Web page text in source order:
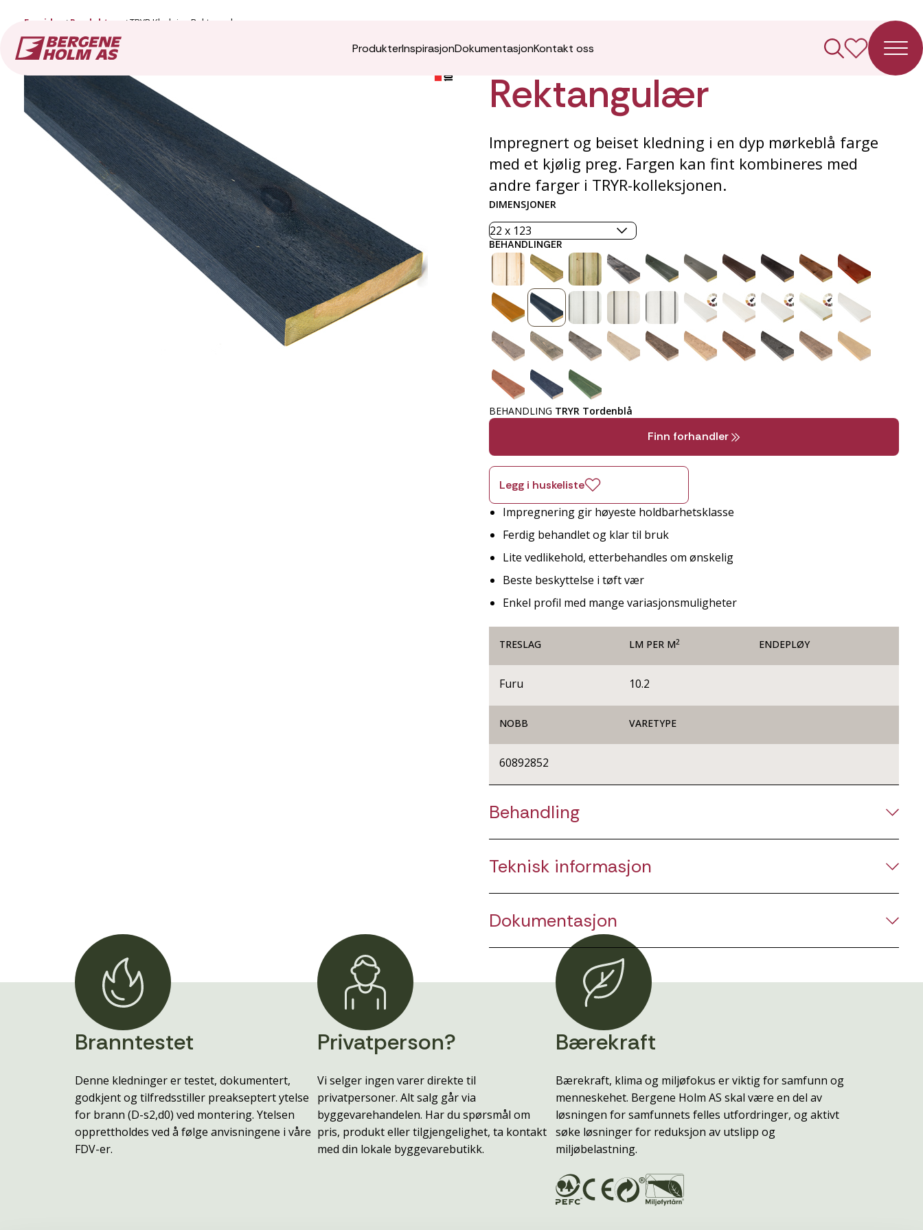
ProdukterInspirasjonDokumentasjonKontakt oss
Forside Produkter TRYR Kledning Rektangulær
TRYR Kledning
Rektangulær
Impregnert og beiset kledning i en dyp mørkeblå farge
med et kjølig preg. Fargen kan fint kombineres med
andre farger i TRYR-kolleksjonen.
DIMENSJONER
BEHANDLINGER
BEHANDLING TRYR Tordenblå
Finn forhandler
Legg i huskeliste
Impregnering gir høyeste holdbarhetsklasse
Ferdig behandlet og klar til bruk
Lite vedlikehold, etterbehandles om ønskelig
Beste beskyttelse i tøft vær
Enkel profil med mange variasjonsmuligheter
TRESLAG LM PER M2 ENDEPLØY
Furu 10.2
NOBB VARETYPE
60892852
Behandling
Teknisk informasjon
Dokumentasjon
Branntestet
Denne kledninger er testet, dokumentert,
godkjent og tilfredsstiller preakseptert ytelse
for brann (D-s2,d0) ved montering. Ytelsen
opprettholdes ved å følge anvisningene i våre
FDV-er.
Privatperson?
Vi selger ingen varer direkte til
privatpersoner. Alt salg går via
byggevarehandelen. Har du spørsmål om
pris, produkt eller tilgjengelighet, ta kontakt
med din lokale byggevarebutikk.
Bærekraft
Bærekraft, klima og miljøfokus er viktig for samfunn og
menneskehet. Bergene Holm AS skal være en del av
løsningen for samfunnets felles utfordringer, og aktivt
søke løsninger for reduksjon av utslipp og
miljøbelastning.